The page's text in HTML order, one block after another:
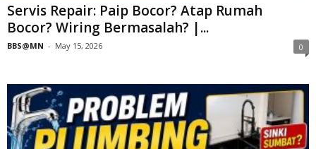
Servis Repair: Paip Bocor? Atap Rumah
Bocor? Wiring Bermasalah? |...
BBS@MN - May 15, 2026 0